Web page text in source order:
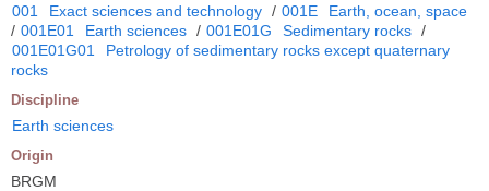
001 Exact sciences and technology / 001E
Earth, ocean, space
/ 001E01 Earth sciences / 001E01G Sedimentary rocks /
001E01G01
Petrology of sedimentary rocks except quaternary
rocks
Discipline
Earth sciences
Origin
BRGM